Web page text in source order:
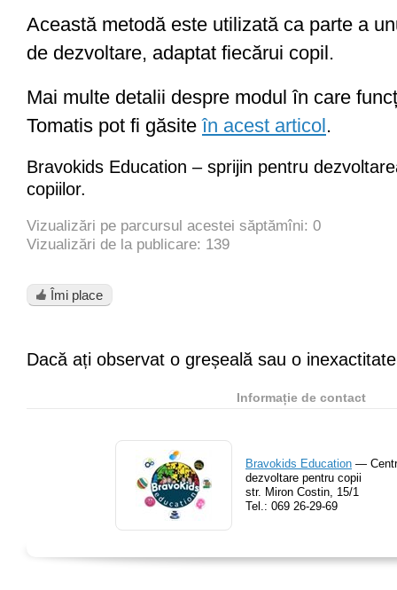
Această metodă este utilizată ca parte a
de dezvoltare, adaptat fiecărui copil.
Mai multe detalii despre modul în care
Tomatis pot fi găsiteîn acest articol.
Bravokids Education – sprijin pentru
copiilor.
Vizualizări pe parcursul acestei săptămîni: 0
Vizualizări de la publicare: 139
Îmi place
Dacă ați observat o greșeală sau o
Informație de contact
Bravokids Education —
dezvoltare pentru copii
str. Miron Costin, 15/1
Tel.: 069 26-29-69